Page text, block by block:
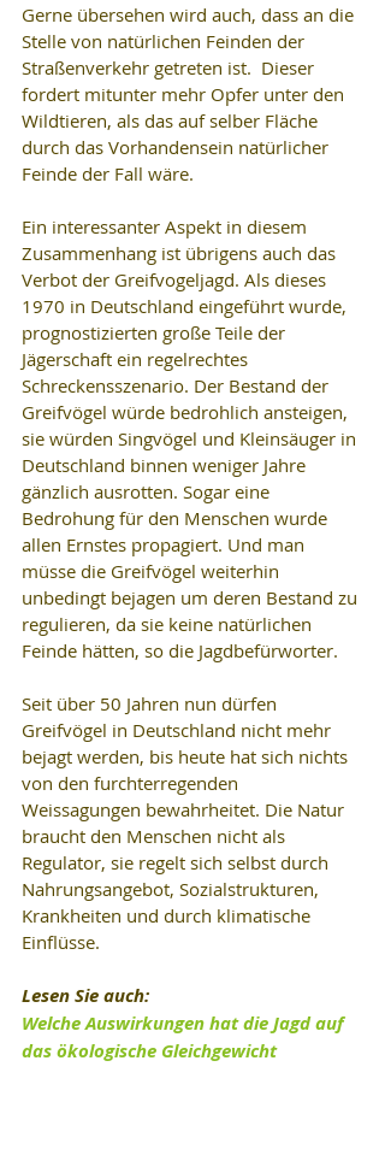
Gerne übersehen wird auch, dass an die
Stelle von natürlichen Feinden der
Straßenverkehr getreten ist.  Dieser
fordert mitunter mehr Opfer unter den
Wildtieren, als das auf selber Fläche
durch das Vorhandensein natürlicher
Feinde der Fall wäre.
Ein interessanter Aspekt in diesem
Zusammenhang ist übrigens auch das
Verbot der Greifvogeljagd. Als dieses
1970 in Deutschland eingeführt wurde,
prognostizierten große Teile der
Jägerschaft ein regelrechtes
Schreckensszenario. Der Bestand der
Greifvögel würde bedrohlich ansteigen,
sie würden Singvögel und Kleinsäuger in
Deutschland binnen weniger Jahre
gänzlich ausrotten. Sogar eine
Bedrohung für den Menschen wurde
allen Ernstes propagiert. Und man
müsse die Greifvögel weiterhin
unbedingt bejagen um deren Bestand zu
regulieren, da sie keine natürlichen
Feinde hätten, so die Jagdbefürworter.
Seit über 50 Jahren nun dürfen
Greifvögel in Deutschland nicht mehr
bejagt werden, bis heute hat sich nichts
von den furchterregenden
Weissagungen bewahrheitet. Die Natur
braucht den Menschen nicht als
Regulator, sie regelt sich selbst durch
Nahrungsangebot, Sozialstrukturen,
Krankheiten und durch klimatische
Einflüsse.
Lesen Sie auch:
Welche Auswirkungen hat die Jagd auf
das ökologische Gleichgewicht